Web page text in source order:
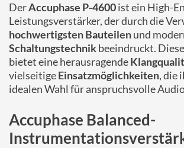
DerAccuphase P-4600ist ein High-
Leistungsverstärker, der durch die
hochwertigsten Bauteilenund
Schaltungstechnikbeeindruckt.
bietet eine herausragende
vielseitigeEinsatzmöglichkeiten, die
idealen Wahl für anspruchsvolle
Accuphase Balanced-